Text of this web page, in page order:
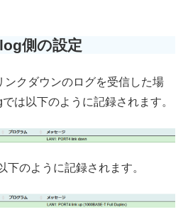
側の設定
ンクダウンのログを受信した場
は以下のように記録されます。
下のように記録されます。